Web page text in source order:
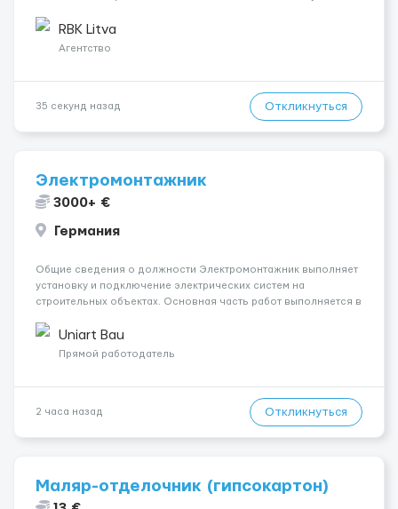
работать &bul...
RBK Litva
Агентство
35 секунд назад Откликнуться
Электромонтажник
3000+ €
Германия
Общие сведения о должности Электромонтажник выполняет
установку и подключение электрических систем на
строительных объектах. Основная часть работ выполняется в
делаем только для профессионалов с доказательным
портфолио Обязанности ...
Uniart Bau
Прямой работодатель
2 часа назад Откликнуться
Маляр-отделочник (гипсокартон)